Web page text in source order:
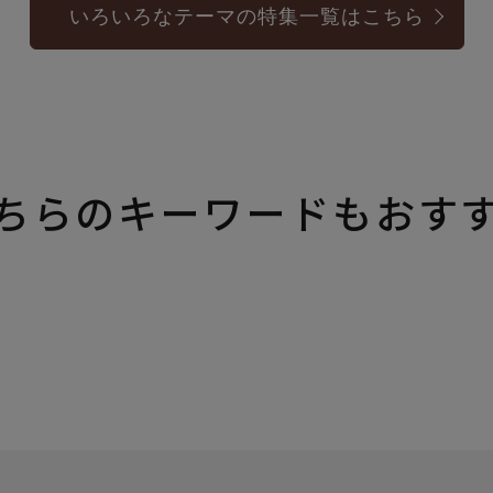
いろいろなテーマの特集一覧はこちら
らのキーワードもおす